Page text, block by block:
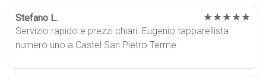
Stefano L. ★★★★★
Servizio rapido e prezzi chiari. Eugenio tapparellista
numero uno a Castel San Pietro Terme.